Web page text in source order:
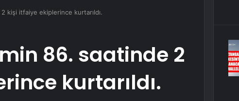
kişi itfaiye ekiplerince kurtarıldı.
86. saatinde 2
kurtarıldı.